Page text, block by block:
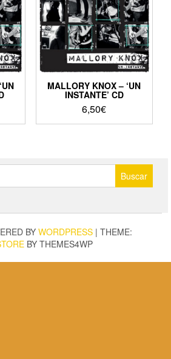
MALLORY KNOX – ‘UN
INSTANTE’ CD
6,50€
Buscar
BY WORDPRESS | THEME:
BY THEMES4WP